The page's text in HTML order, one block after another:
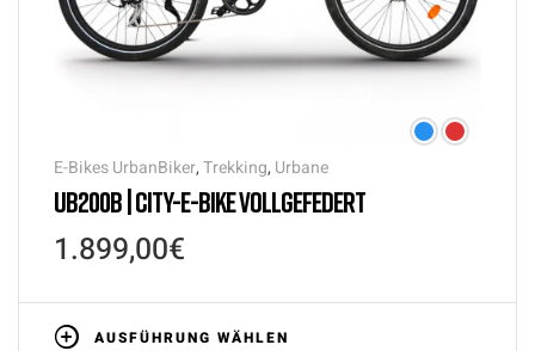
E-Bikes UrbanBiker,Trekking, Urbane
UB200B | CITY-E-BIKE VOLLGEFEDERT
1.899,00€
AUSFÜHRUNG WÄHLEN